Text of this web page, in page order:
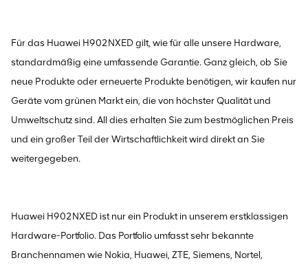
Für das Huawei H902NXED gilt, wie für alle unsere Hardware,
standardmäßig eine umfassende Garantie. Ganz gleich, ob Sie
neue Produkte oder erneuerte Produkte benötigen, wir kaufen nur
Geräte vom grünen Markt ein, die von höchster Qualität und
Umweltschutz sind. All dies erhalten Sie zum bestmöglichen Preis
und ein großer Teil der Wirtschaftlichkeit wird direkt an Sie
weitergegeben.
Huawei H902NXED ist nur ein Produkt in unserem erstklassigen
Hardware-Portfolio. Das Portfolio umfasst sehr bekannte
Branchennamen wie Nokia, Huawei, ZTE, Siemens, Nortel,